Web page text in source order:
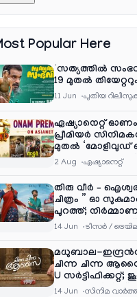
Popular Here
‘സത്യത്തിൽ
19 മുതൽ
11 Jun പുതിയ
ഏഷ്യാനെറ്റ് ഓണം
പ്രീമിയർ
മുതൽ ‘മോളിവുഡ്
വരെ ആഘോഷ
2 Aug ഏഷ്യാനെറ്റ്‌
തിരു വീർ –
ചിത്രം ” ഓ
പുറത്ത്;
14 Jun ടീസര്‍ /
മധുബാല-ഇന്ദ്രൻസ്
ചിന്ന ചിന്ന
U
ആഗോള റിലീസ്
14 Jun സിനിമ